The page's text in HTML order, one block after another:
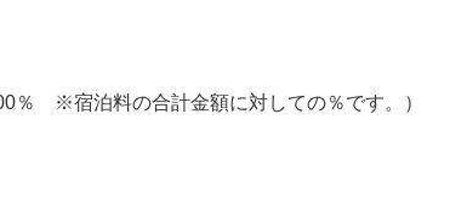
％ ※宿泊料の合計金額に対しての％です。）